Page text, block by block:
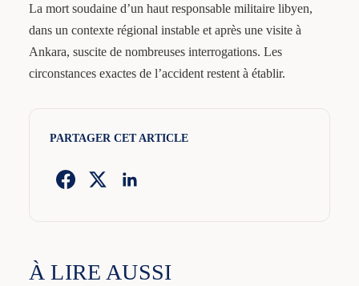
La mort soudaine d’un haut responsable militaire libyen,
dans un contexte régional instable et après une visite à
Ankara, suscite de nombreuses interrogations. Les
circonstances exactes de l’accident restent à établir.
PARTAGER CET ARTICLE
À LIRE AUSSI